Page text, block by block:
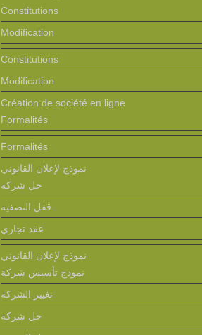
Constitutions
Modification
Constitutions
Modification
Création de société en ligne
Formalités
Formalités
نموذج لإعلان القانوني
حل شركة
قفل التصفية
عقد تجاري
نموذج لإعلان القانوني
نمودج تأسيس شركة
تغيير الشركة
حل شركة